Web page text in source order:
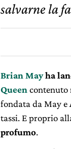
salvarne la
Brian Mayha
Queen contenuto
fondata da May e
tassi. E proprio
profumo.